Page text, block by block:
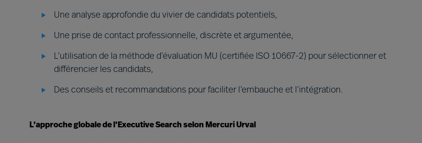
Une analyse approfondie du vivier de candidats potentiels,
Une prise de contact professionnelle, discrète et argumentée,
L’utilisation de la méthode d’évaluation MU (certifiée ISO 10667-2) pour sélectionner et
différencier les candidats,
Des conseils et recommandations pour faciliter l’embauche et l’intégration.
L’approche globale de l’Executive Search selon Mercuri Urval